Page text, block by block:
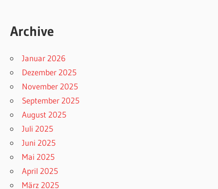
Archive
Januar 2026
Dezember 2025
November 2025
September 2025
August 2025
Juli 2025
Juni 2025
Mai 2025
April 2025
März 2025